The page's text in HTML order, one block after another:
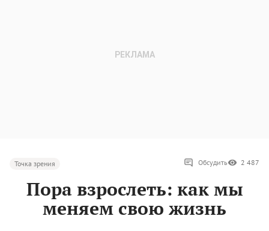
Точка зрения Обсудить 2 487
Пора взрослеть: как мы
меняем свою жизнь